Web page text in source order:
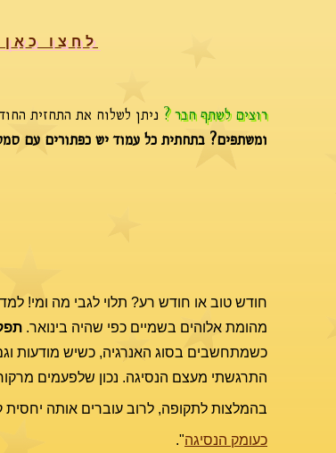
לחצו
רוצים לשתף חבר ? ניתן לשלוח את התחזית
ומשתפים? בתחתית כל עמוד יש כפתורים עם
חודש טוב או חודש רע? תלוי לגבי מה ומי!
מהומת אלוהים בשמיים כפי שהיה בינואר.
כשמתחשבים בסוג האנרגיה, כשיש מודעות
התרגשתי מעצם הנסיגה. נכון שלפעמים
בהמלצות לתקופה, לרוב עוברים אותה
כעומק הנסיגה".